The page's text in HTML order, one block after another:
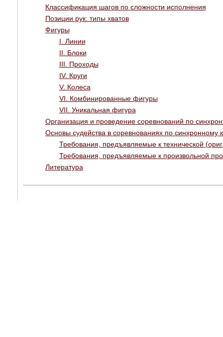
Классификация шагов по сложности исполнения
Позиции рук: типы хватов
Фигуры
I. Линии
II. Блоки
III. Проходы
IV. Круги
V. Колеса
VI. Комбинированные фигуры
VII. Уникальная фигура
Организация и проведение соревнований по
Основы судейства в соревнованиях по синхронному
Требования, предъявляемые к технической
Требования, предъявляемые к произвольной
Литература